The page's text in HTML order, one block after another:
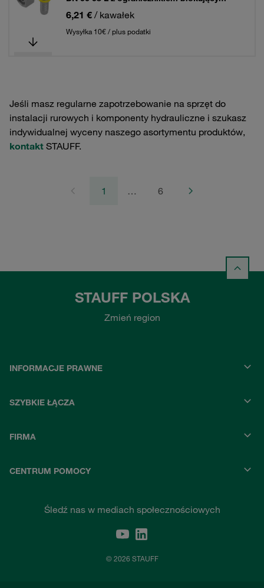
6,21 € / kawałek
Wysyłka 10€ / plus podatki
Jeśli masz regularne zapotrzebowanie na sprzęt do
instalacji rurowych i komponenty hydrauliczne i szukasz
indywidualnej wyceny naszego asortymentu produktów,
kontakt STAUFF.
1 … 6
STAUFF POLSKA
Zmień region
INFORMACJE PRAWNE
SZYBKIE ŁĄCZA
FIRMA
CENTRUM POMOCY
Śledź nas w mediach społecznościowych
© 2026 STAUFF